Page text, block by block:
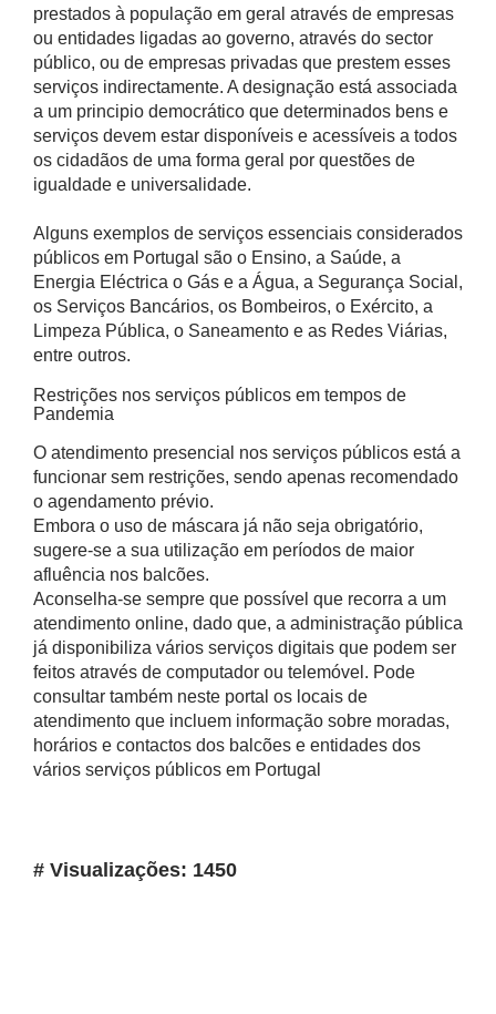
prestados à população em geral através de empresas
ou entidades ligadas ao governo, através do sector
público, ou de empresas privadas que prestem esses
serviços indirectamente. A designação está associada
a um principio democrático que determinados bens e
serviços devem estar disponíveis e acessíveis a todos
os cidadãos de uma forma geral por questões de
igualdade e universalidade.
Alguns exemplos de serviços essenciais considerados
públicos em Portugal são o Ensino, a Saúde, a
Energia Eléctrica o Gás e a Água, a Segurança Social,
os Serviços Bancários, os Bombeiros, o Exército, a
Limpeza Pública, o Saneamento e as Redes Viárias,
entre outros.
Restrições nos serviços públicos em tempos de
Pandemia
O atendimento presencial nos serviços públicos está a
funcionar sem restrições, sendo apenas recomendado
o agendamento prévio.
Embora o uso de máscara já não seja obrigatório,
sugere-se a sua utilização em períodos de maior
afluência nos balcões.
Aconselha-se sempre que possível que recorra a um
atendimento online, dado que, a administração pública
já disponibiliza vários serviços digitais que podem ser
feitos através de computador ou telemóvel. Pode
consultar também neste portal os locais de
atendimento que incluem informação sobre moradas,
horários e contactos dos balcões e entidades dos
vários serviços públicos em Portugal
# Visualizações: 1450